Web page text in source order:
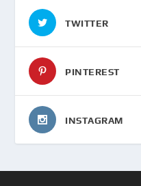
TWITTER
PINTEREST
INSTAGRAM